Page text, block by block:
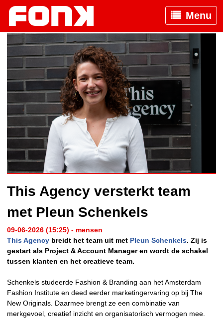
Menu
This Agency versterkt team
met Pleun Schenkels
09-06-2026 (15:25) - mensen
This Agency breidt het team uit met Pleun Schenkels. Zij is
gestart als Project & Account Manager en wordt de schakel
tussen klanten en het creatieve team.
Schenkels studeerde Fashion & Branding aan het Amsterdam
Fashion Institute en deed eerder marketingervaring op bij The
New Originals. Daarmee brengt ze een combinatie van
merkgevoel, creatief inzicht en organisatorisch vermogen mee.